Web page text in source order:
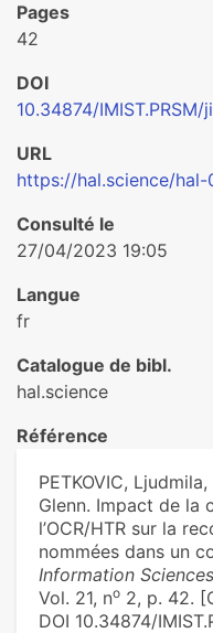
Pages
42
DOI
10.34874/
URL
https://hal.science/
Consulté le
27/04/2023 19:05
Langue
fr
Catalogue de bibl.
hal.science
Référence
PETKOVIC,
Glenn. Impact de la
l’OCR/HTR sur la
nommées dans un
Information Sciences
Vol. 21, no 2, p. 42.
DOI 10.34874/